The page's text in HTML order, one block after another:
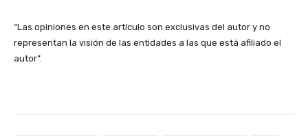
“Las opiniones en este artículo son exclusivas del autor y no
representan la visión de las entidades a las que está afiliado el
autor”.